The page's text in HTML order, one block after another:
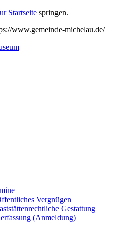
Startseite springen.
www.gemeinde-michelau.de/
Vergnügen
Gestattung
(Anmeldung)